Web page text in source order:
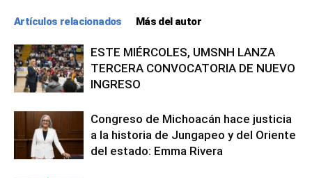
Artículos relacionados Más del autor
ESTE MIÉRCOLES, UMSNH LANZA
TERCERA CONVOCATORIA DE NUEVO
INGRESO
Congreso de Michoacán hace justicia
a la historia de Jungapeo y del Oriente
del estado: Emma Rivera